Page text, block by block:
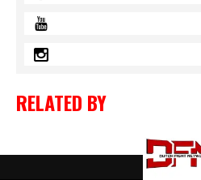
RELATED BY